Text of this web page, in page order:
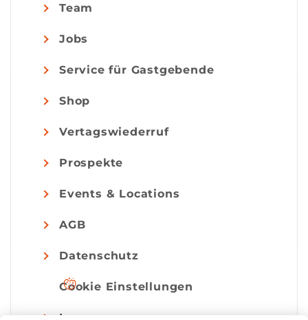
Team
Jobs
Service für Gastgebende
Shop
Vertagswiederruf
Prospekte
Events & Locations
AGB
Datenschutz
Cookie Einstellungen